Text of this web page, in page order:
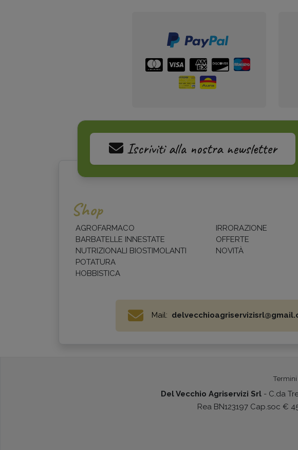
Iscriviti alla nostra newsletter
Shop
AGROFARMACO
BARBATELLE INNESTATE
NUTRIZIONALI BIOSTIMOLANTI
POTATURA
HOBBISTICA
IRRORAZIONE
OFFERTE
NOVITÀ
Mail:
Termini
Del Vecchio Agriservizi Srl - C.da
Rea BN123197 Cap.soc €